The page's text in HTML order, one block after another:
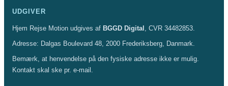
UDGIVER
Hjem Rejse Motion udgives af BGGD Digital , CVR 34482853.
Adresse: Dalgas Boulevard 48, 2000 Frederiksberg, Danmark.
Bemærk, at henvendelse på den fysiske adresse ikke er mulig.
Kontakt skal ske pr. e-mail.